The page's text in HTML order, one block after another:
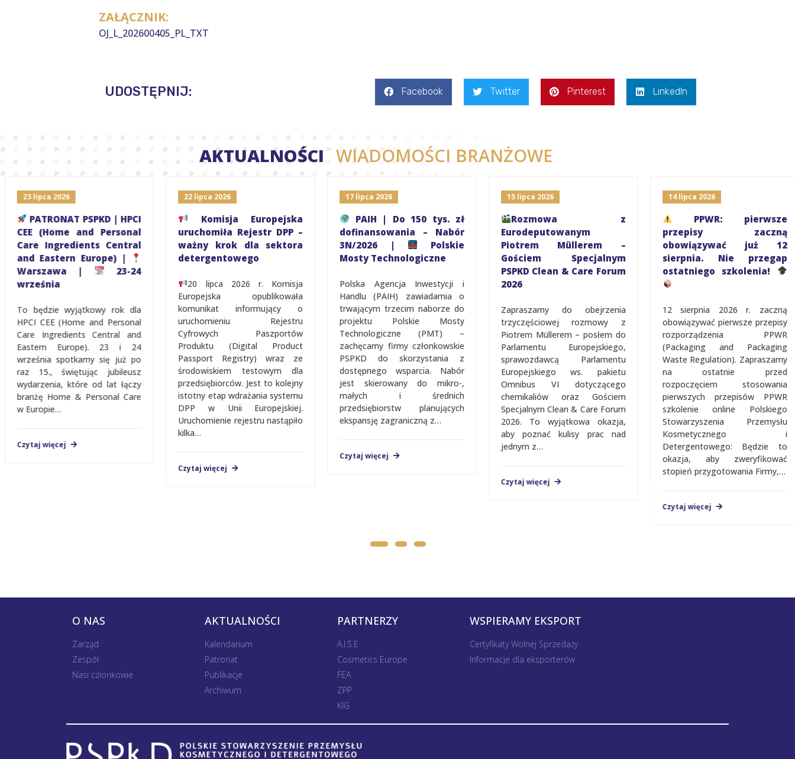
ZAŁĄCZNIK:
OJ_L_202600405_PL_TXT
UDOSTĘPNIJ: Facebook Twitter Pinterest LinkedIn
AKTUALNOŚCI WIADOMOŚCI BRANŻOWE
23 lipca 2026
PATRONAT PSPKD | HPCI
CEE (Home and Personal
Care Ingredients Central
and Eastern Europe) |
Warszawa |
23-24
września
To będzie wyjątkowy rok dla
HPCI CEE (Home and Personal
Care Ingredients Central and
Eastern Europe). 23 i 24
września spotkamy się już po
raz 15., świętując jubileusz
wydarzenia, które od lat łączy
branżę Home & Personal Care
w Europie…
Czytaj więcej
22 lipca 2026
Komisja Europejska
uruchomiła Rejestr DPP –
ważny krok dla sektora
detergentowego
20 lipca 2026 r. Komisja
Europejska opublikowała
komunikat informujący o
uruchomieniu Rejestru
Cyfrowych Paszportów
Produktu (Digital Product
Passport Registry) wraz ze
środowiskiem testowym dla
przedsiębiorców. Jest to kolejny
istotny etap wdrażania systemu
DPP w Unii Europejskiej.
Uruchomienie rejestru nastąpiło
kilka…
Czytaj więcej
17 lipca 2026
PAIH | Do 150 tys. zł
dofinansowania – Nabór
3N/2026 |
Polskie
Mosty Technologiczne
Polska Agencja Inwestycji i
Handlu (PAIH) zawiadamia o
trwającym trzecim naborze do
projektu Polskie Mosty
Technologiczne (PMT) –
zachęcamy firmy członkowskie
PSPKD do skorzystania z
dostępnego wsparcia. Nabór
jest skierowany do mikro-,
małych i średnich
przedsiębiorstw planujących
ekspansję zagraniczną z…
Czytaj więcej
15 lipca 2026
Rozmowa z
Eurodeputowanym
Piotrem Müllerem –
Gościem Specjalnym
PSPKD Clean & Care Forum
2026
Zapraszamy do obejrzenia
trzyczęściowej rozmowy z
Piotrem Müllerem – posłem do
Parlamentu Europejskiego,
sprawozdawcą Parlamentu
Europejskiego ws. pakietu
Omnibus VI dotyczącego
chemikaliów oraz Gościem
Spec­­­­jalnym Clean & Care Forum
2026. To wyjątkowa okazja,
aby poznać kulisy prac nad
jednym z…
Czytaj więcej
14 lipca 2026
PPWR: pierwsze
przepisy zaczną
obowiązywać już 12
sierpnia. Nie przegap
ostatniego szkolenia!
12 sierpnia 2026 r. zaczną
obowiązywać pierwsze przepisy
rozporządzenia PPWR
(Packaging and Packaging
Waste Regulation). Zapraszamy
na ostatnie przed
rozpoczęciem stosowania
pierwszych przepisów PPWR
szkolenie online Polskiego
Stowarzyszenia Przemysłu
Kosmetycznego i
Detergentowego: Będzie to
okazja, aby zweryfikować
stopień przygotowania Firmy,…
Czytaj więcej
O NAS
Zarząd
Zespół
Nasi członkowie
AKTUALNOŚCI
Kalendarium
Patronat
Publikacje
Archiwum
PARTNERZY
A.I.S.E
Cosmetics Europe
FEA
ZPP
KIG
WSPIERAMY EKSPORT
Certyfikaty Wolnej Sprzedaży
Informacje dla eksporterów